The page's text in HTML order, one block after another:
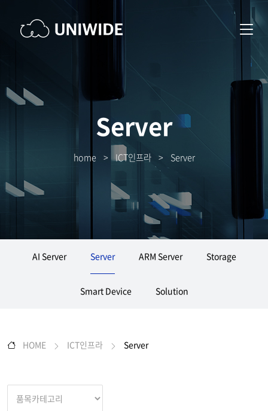
Server
home >ICT인프라> Server
AI Server Server ARM Server Storage
Smart Device Solution
HOME ICT인프라 Server